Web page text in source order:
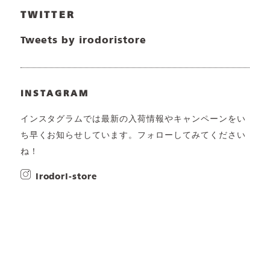
TWITTER
Tweets by irodoristore
INSTAGRAM
インスタグラムでは最新の入荷情報やキャンペーンをい
ち早くお知らせしています。フォローしてみてください
ね！
irodori-store